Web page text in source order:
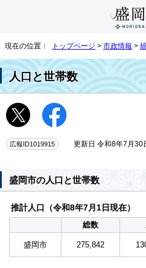
現在の位置： トップページ > 市政情報 >
人口と世帯数
広報ID1019915 更新日 令和8年7月30
盛岡市の人口と世帯数
推計人口（令和8年7月1日現在）
総数
盛岡市 275,842